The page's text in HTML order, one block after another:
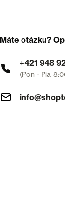
Máte otázku?
+421 948
(Pon - Pia